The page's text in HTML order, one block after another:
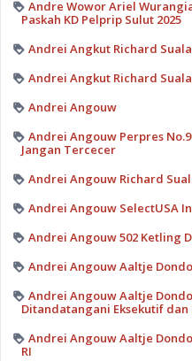
Andre Wowor Ariel
Paskah KD Pelprip Sulut 2025
Andrei Angkut Richard
Andrei Angkut Richard
Andrei Angouw
Andrei Angouw Perpres
Jangan Tercecer
Andrei Angouw Richard
Andrei Angouw SelectUSA
Andrei Angouw 502 Ketling
Andrei Angouw Aaltje
Andrei Angouw Aaltje
Ditandatangani Eksekutif
Andrei Angouw Aaltje
RI